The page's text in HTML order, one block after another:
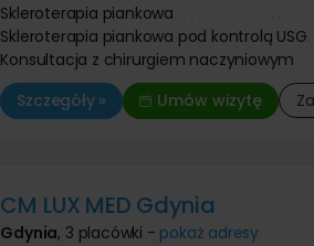
Skleroterapia piankowa
Skleroterapia piankowa pod kontrolą USG
Konsultacja z chirurgiem naczyniowym
Szczegóły »
Umów wizytę
CM LUX MED Gdynia
Gdynia, 3 placówki - pokaż adresy